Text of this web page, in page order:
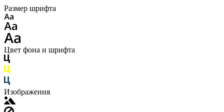
Размер шрифта
Цвет фона и шрифта
Изображения